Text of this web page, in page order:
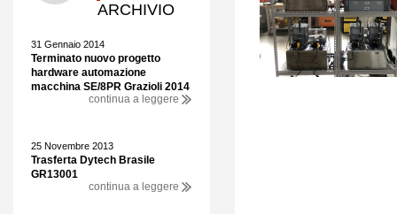
ARCHIVIO
31 Gennaio 2014
Terminato nuovo progetto
hardware automazione
macchina SE/8PR Grazioli 2014
continua a leggere
25 Novembre 2013
Trasferta Dytech Brasile
GR13001
continua a leggere